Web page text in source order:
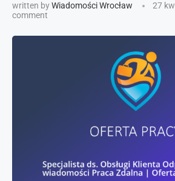
written byWiadomości Wrocław 27
comment